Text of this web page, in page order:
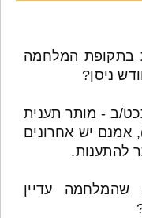
בתקופת המלחמה
ניסן?
ב - מותר תענית
אמנם יש אחרונים
להתענות.
עדיין